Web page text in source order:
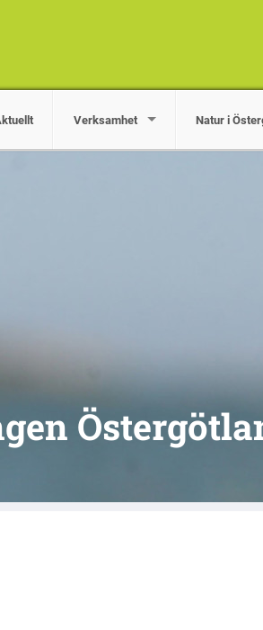
Verksamhet Natur i